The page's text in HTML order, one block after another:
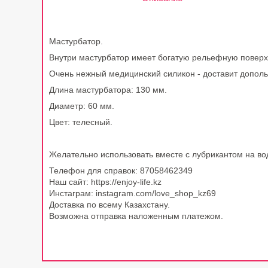
Мастурбатор.
Внутри мастурбатор имеет богатую рельефную
Очень нежный медицинский силикон - доставит
Длина мастурбатора: 130 мм.
Диаметр: 60 мм.
Цвет: телесный.
Желательно использовать вместе с лубрикантом на
Телефон для справок: 87058462349
Наш сайт: https://enjoy-life.kz
Инстаграм: instagram.com/love_shop_kz69
Доставка по всему Казахстану.
Возможна отправка наложенным платежом.